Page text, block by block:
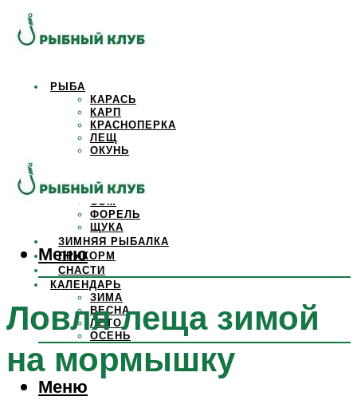
РЫБА
КАРАСЬ
КАРП
КРАСНОПЕРКА
ЛЕЩ
ОКУНЬ
САЗАН
СОМ
ФОРЕЛЬ
ЩУКА
ЗИМНЯЯ РЫБАЛКА
ПРИКОРМ
СНАСТИ
КАЛЕНДАРЬ
ЗИМА
ВЕСНА
ЛЕТО
ОСЕНЬ
Меню
Меню
Ловля леща зимой
на мормышку